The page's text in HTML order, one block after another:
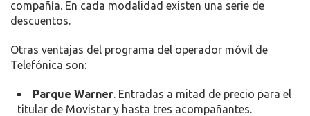
compañía. En cada modalidad existen una serie de
descuentos.
Otras ventajas del programa del operador móvil de
Telefónica son:
Parque Warner . Entradas a mitad de precio para el
titular de Movistar y hasta tres acompañantes.